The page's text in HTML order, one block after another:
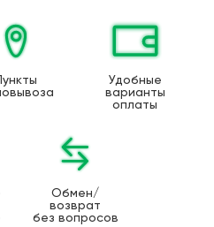
Удобные
варианты
оплаты
Обмен/
возврат
без вопросов